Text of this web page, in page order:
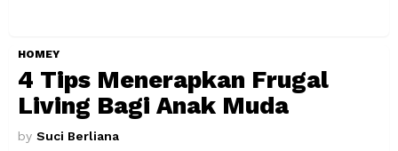
HOMEY
4 Tips Menerapkan Frugal
Living Bagi Anak Muda
by Suci Berliana